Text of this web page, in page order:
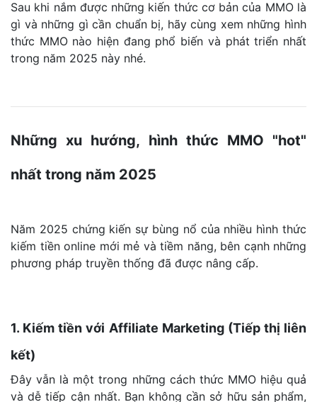
Sau khi nắm được những kiến thức cơ bản của MMO là
gì và những gì cần chuẩn bị, hãy cùng xem những hình
thức MMO nào hiện đang phổ biến và phát triển nhất
trong năm 2025 này nhé.
Những xu hướng, hình thức MMO "hot"
nhất trong năm 2025
Năm 2025 chứng kiến sự bùng nổ của nhiều hình thức
kiếm tiền online mới mẻ và tiềm năng, bên cạnh những
phương pháp truyền thống đã được nâng cấp.
1. Kiếm tiền với Affiliate Marketing (Tiếp thị liên
kết)
Đây vẫn là một trong những cách thức MMO hiệu quả
và dễ tiếp cận nhất. Bạn không cần sở hữu sản phẩm,